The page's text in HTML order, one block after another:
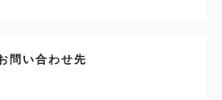
問い合わせ先